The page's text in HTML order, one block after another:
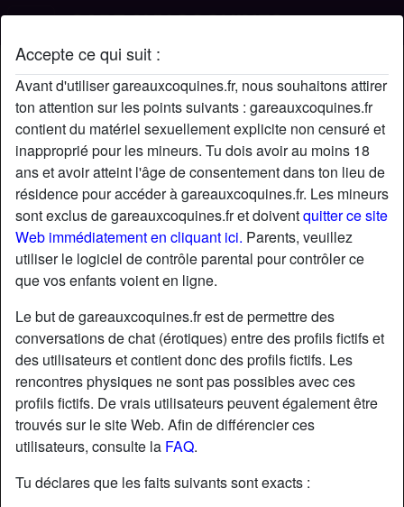
Accepte ce qui suit :
Avant d'utiliser gareauxcoquines.fr, nous souhaitons attirer
ton attention sur les points suivants : gareauxcoquines.fr
contient du matériel sexuellement explicite non censuré et
inapproprié pour les mineurs. Tu dois avoir au moins 18
ans et avoir atteint l'âge de consentement dans ton lieu de
résidence pour accéder à gareauxcoquines.fr. Les mineurs
sont exclus de gareauxcoquines.fr et doiventquitter ce site
Web immédiatement en cliquant ici. Parents, veuillez
utiliser le logiciel de contrôle parental pour contrôler ce
que vos enfants voient en ligne.
Le but de gareauxcoquines.fr est de permettre des
conversations de chat (érotiques) entre des profils fictifs et
des utilisateurs et contient donc des profils fictifs. Les
rencontres physiques ne sont pas possibles avec ces
profils fictifs. De vrais utilisateurs peuvent également être
trouvés sur le site Web. Afin de différencier ces
utilisateurs, consulte la FAQ.
Tu déclares que les faits suivants sont exacts :
Profil de DiCecile
starAjouter chatDiscuter !